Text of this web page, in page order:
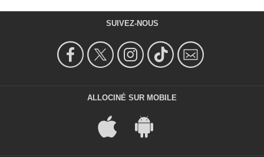
SUIVEZ-NOUS
ALLOCINÉ SUR MOBILE